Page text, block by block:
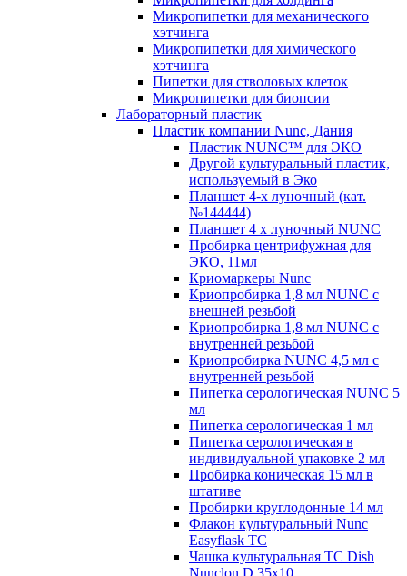
Микропипетки для механического
хэтчинга
Микропипетки для химического
хэтчинга
Пипетки для стволовых клеток
Микропипетки для биопсии
Лабораторный пластик
Пластик компании Nunc, Дания
Пластик NUNC™ для ЭКО
Другой культуральный пластик,
используемый в Эко
Планшет 4-х луночный (кат.
№144444)
Планшет 4 х луночный NUNC
Пробирка центрифужная для
ЭКО, 11мл
Криомаркеры Nunc
Криопробирка 1,8 мл NUNC с
внешней резьбой
Криопробирка 1,8 мл NUNC с
внутренней резьбой
Криопробирка NUNC 4,5 мл с
внутренней резьбой
Пипетка серологическая NUNC 5
мл
Пипетка серологическая 1 мл
Пипетка серологическая в
индивидуальной упаковке 2 мл
Пробирка коническая 15 мл в
штативе
Пробирки круглодонные 14 мл
Флакон культуральный Nunc
Easyflask TC
Чашка культуральная TC Dish
Nunclon D 35x10